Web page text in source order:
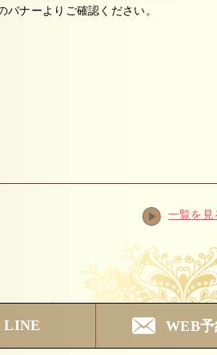
ナーよりご確認ください。
一覧を見
LINE WEB